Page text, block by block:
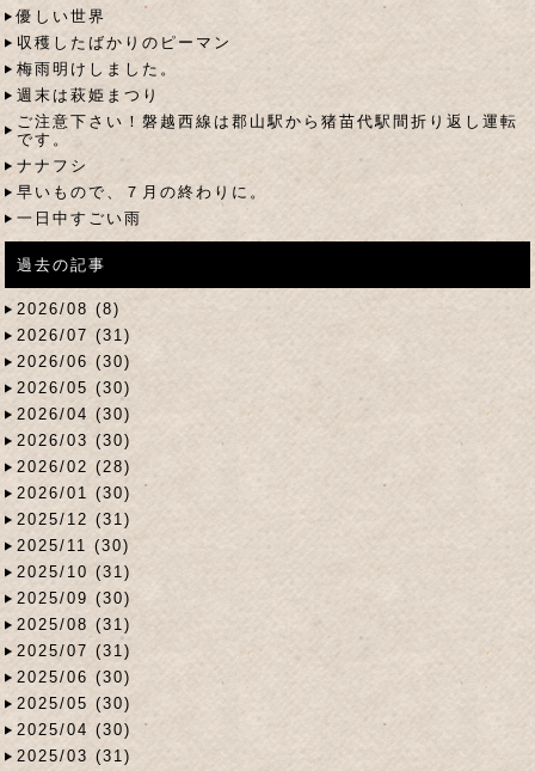
優しい世界
収穫したばかりのピーマン
梅雨明けしました。
週末は萩姫まつり
ご注意下さい！磐越西線は郡山駅から猪苗代駅間折り返し運転
です。
ナナフシ
早いもので、７月の終わりに。
一日中すごい雨
過去の記事
2026/08 (8)
2026/07 (31)
2026/06 (30)
2026/05 (30)
2026/04 (30)
2026/03 (30)
2026/02 (28)
2026/01 (30)
2025/12 (31)
2025/11 (30)
2025/10 (31)
2025/09 (30)
2025/08 (31)
2025/07 (31)
2025/06 (30)
2025/05 (30)
2025/04 (30)
2025/03 (31)